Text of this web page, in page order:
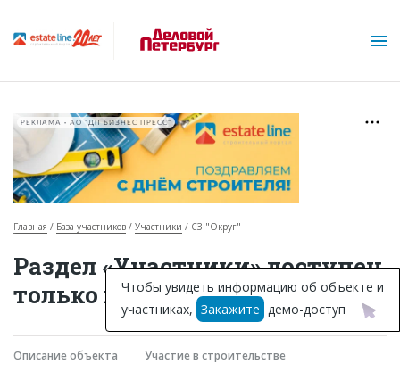
Горячие объекты
База строящихся объектов
Инвестпроекты
РЕКЛАМА • АО "ДП БИЗНЕС ПРЕСС"
Главная База участников Участники СЗ "Округ"
Раздел «Участники» доступен
только подписчикам
Описание объекта Участие в строительстве
Чтобы увидеть информацию об объекте и
участниках, Закажите демо-доступ